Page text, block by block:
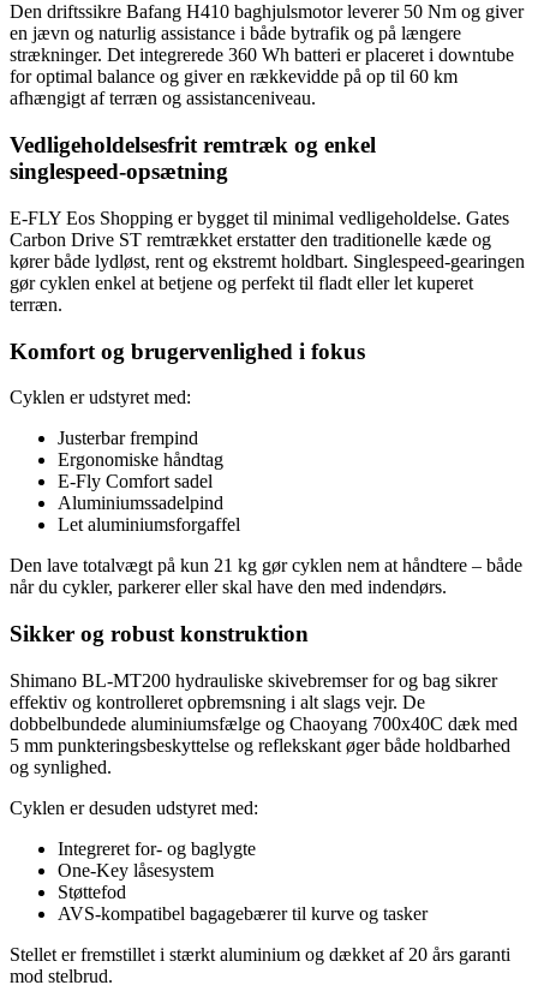
Den driftssikre Bafang H410 baghjulsmotor leverer 50 Nm og giver
en jævn og naturlig assistance i både bytrafik og på længere
strækninger. Det integrerede 360 Wh batteri er placeret i downtube
for optimal balance og giver en rækkevidde på op til 60 km
afhængigt af terræn og assistanceniveau.
Vedligeholdelsesfrit remtræk og enkel
singlespeed‑opsætning
E‑FLY Eos Shopping er bygget til minimal vedligeholdelse. Gates
Carbon Drive ST remtrækket erstatter den traditionelle kæde og
kører både lydløst, rent og ekstremt holdbart. Singlespeed‑gearingen
gør cyklen enkel at betjene og perfekt til fladt eller let kuperet
terræn.
Komfort og brugervenlighed i fokus
Cyklen er udstyret med:
Justerbar frempind
Ergonomiske håndtag
E‑Fly Comfort sadel
Aluminiumssadelpind
Let aluminiumsforgaffel
Den lave totalvægt på kun 21 kg gør cyklen nem at håndtere – både
når du cykler, parkerer eller skal have den med indendørs.
Sikker og robust konstruktion
Shimano BL‑MT200 hydrauliske skivebremser for og bag sikrer
effektiv og kontrolleret opbremsning i alt slags vejr. De
dobbelbundede aluminiumsfælge og Chaoyang 700x40C dæk med
5 mm punkteringsbeskyttelse og reflekskant øger både holdbarhed
og synlighed.
Cyklen er desuden udstyret med:
Integreret for‑ og baglygte
One‑Key låsesystem
Støttefod
AVS‑kompatibel bagagebærer til kurve og tasker
Stellet er fremstillet i stærkt aluminium og dækket af 20 års garanti
mod stelbrud.